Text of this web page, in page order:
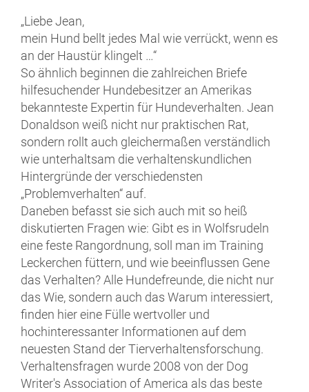
„Liebe Jean,
mein Hund bellt jedes Mal wie verrückt, wenn es
an der Haustür klingelt …“
So ähnlich beginnen die zahlreichen Briefe
hilfesuchender Hundebesitzer an Amerikas
bekannteste Expertin für Hundeverhalten. Jean
Donaldson weiß nicht nur praktischen Rat,
sondern rollt auch gleichermaßen verständlich
wie unterhaltsam die verhaltenskundlichen
Hintergründe der verschiedensten
„Problemverhalten“ auf.
Daneben befasst sie sich auch mit so heiß
diskutierten Fragen wie: Gibt es in Wolfsrudeln
eine feste Rangordnung, soll man im Training
Leckerchen füttern, und wie beeinflussen Gene
das Verhalten? Alle Hundefreunde, die nicht nur
das Wie, sondern auch das Warum interessiert,
finden hier eine Fülle wertvoller und
hochinteressanter Informationen auf dem
neuesten Stand der Tierverhaltensforschung.
Verhaltensfragen wurde 2008 von der Dog
Writer's Association of America als das beste